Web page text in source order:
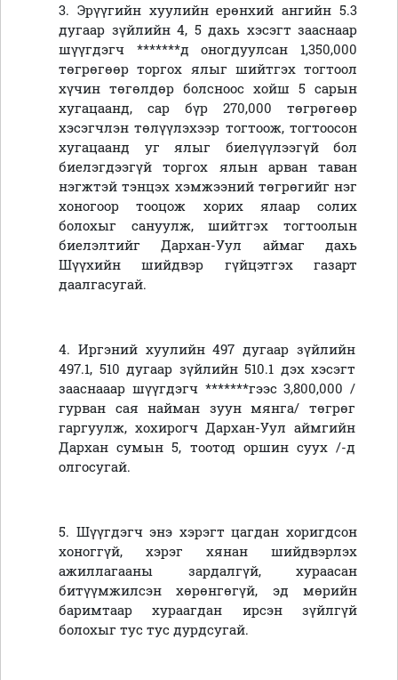
3. Эрүүгийн хуулийн ерөнхий ангийн 5.3
дугаар зүйлийн 4, 5 дахь хэсэгт зааснаар
шүүгдэгч *******д оногдуулсан 1,350,000
төгрөгөөр торгох ялыг шийтгэх тогтоол
хүчин төгөлдөр болсноос хойш 5 сарын
хугацаанд, сар бүр 270,000 төгрөгөөр
хэсэгчлэн төлүүлэхээр тогтоож, тогтоосон
хугацаанд уг ялыг биелүүлээгүй бол
биелэгдээгүй торгох ялын арван таван
нэгжтэй тэнцэх хэмжээний төгрөгийг нэг
хоногоор тооцож хорих ялаар солих
болохыг сануулж, шийтгэх тогтоолын
биелэлтийг Дархан-Уул аймаг дахь
Шүүхийн шийдвэр гүйцэтгэх газарт
даалгасугай.
4. Иргэний хуулийн 497 дугаар зүйлийн
497.1, 510 дугаар зүйлийн 510.1 дэх хэсэгт
зааснааар шүүгдэгч *******гээс 3,800,000 /
гурван сая найман зуун мянга/ төгрөг
гаргуулж, хохирогч Дархан-Уул аймгийн
Дархан сумын 5, тоотод оршин суух /-д
олгосугай.
5. Шүүгдэгч энэ хэрэгт цагдан хоригдсон
хоноггүй, хэрэг хянан шийдвэрлэх
ажиллагааны зардалгүй, хураасан
битүүмжилсэн хөрөнгөгүй, эд мөрийн
баримтаар хураагдан ирсэн зүйлгүй
болохыг тус тус дурдсугай.